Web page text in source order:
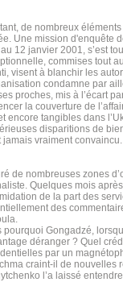
de nombreux
Une mission d'enquête
12 janvier 2001, s’est
commises tout
visent à blanchir les
condamne par
proches, mis à l’écart
la couverture de
encore tangibles dans
disparitions de
jamais vraiment convaincu.
de nombreuses zones
Quelques mois
de la part des
des
pourquoi Gongadzé,
déranger ? Quel
par un
craint-il de nouvelles
l’a laissé